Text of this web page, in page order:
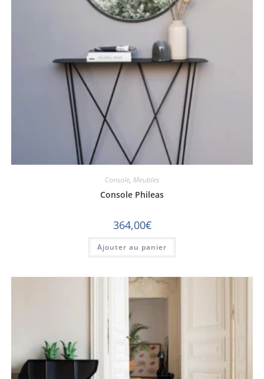
Console, Meubles
Console Phileas
364,00€
Ajouter au panier